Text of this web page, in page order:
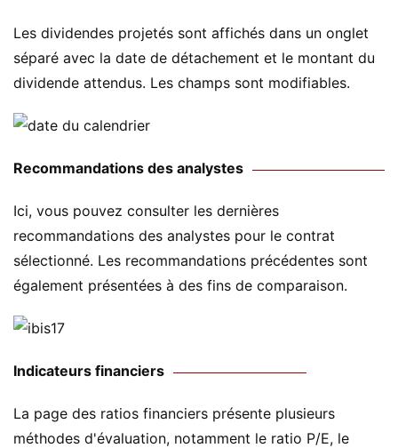
Les dividendes projetés sont affichés dans un onglet
séparé avec la date de détachement et le montant du
dividende attendus. Les champs sont modifiables.
Recommandations des analystes
Ici, vous pouvez consulter les dernières
recommandations des analystes pour le contrat
sélectionné. Les recommandations précédentes sont
également présentées à des fins de comparaison.
Indicateurs financiers
La page des ratios financiers présente plusieurs
méthodes d'évaluation, notamment le ratio P/E, le